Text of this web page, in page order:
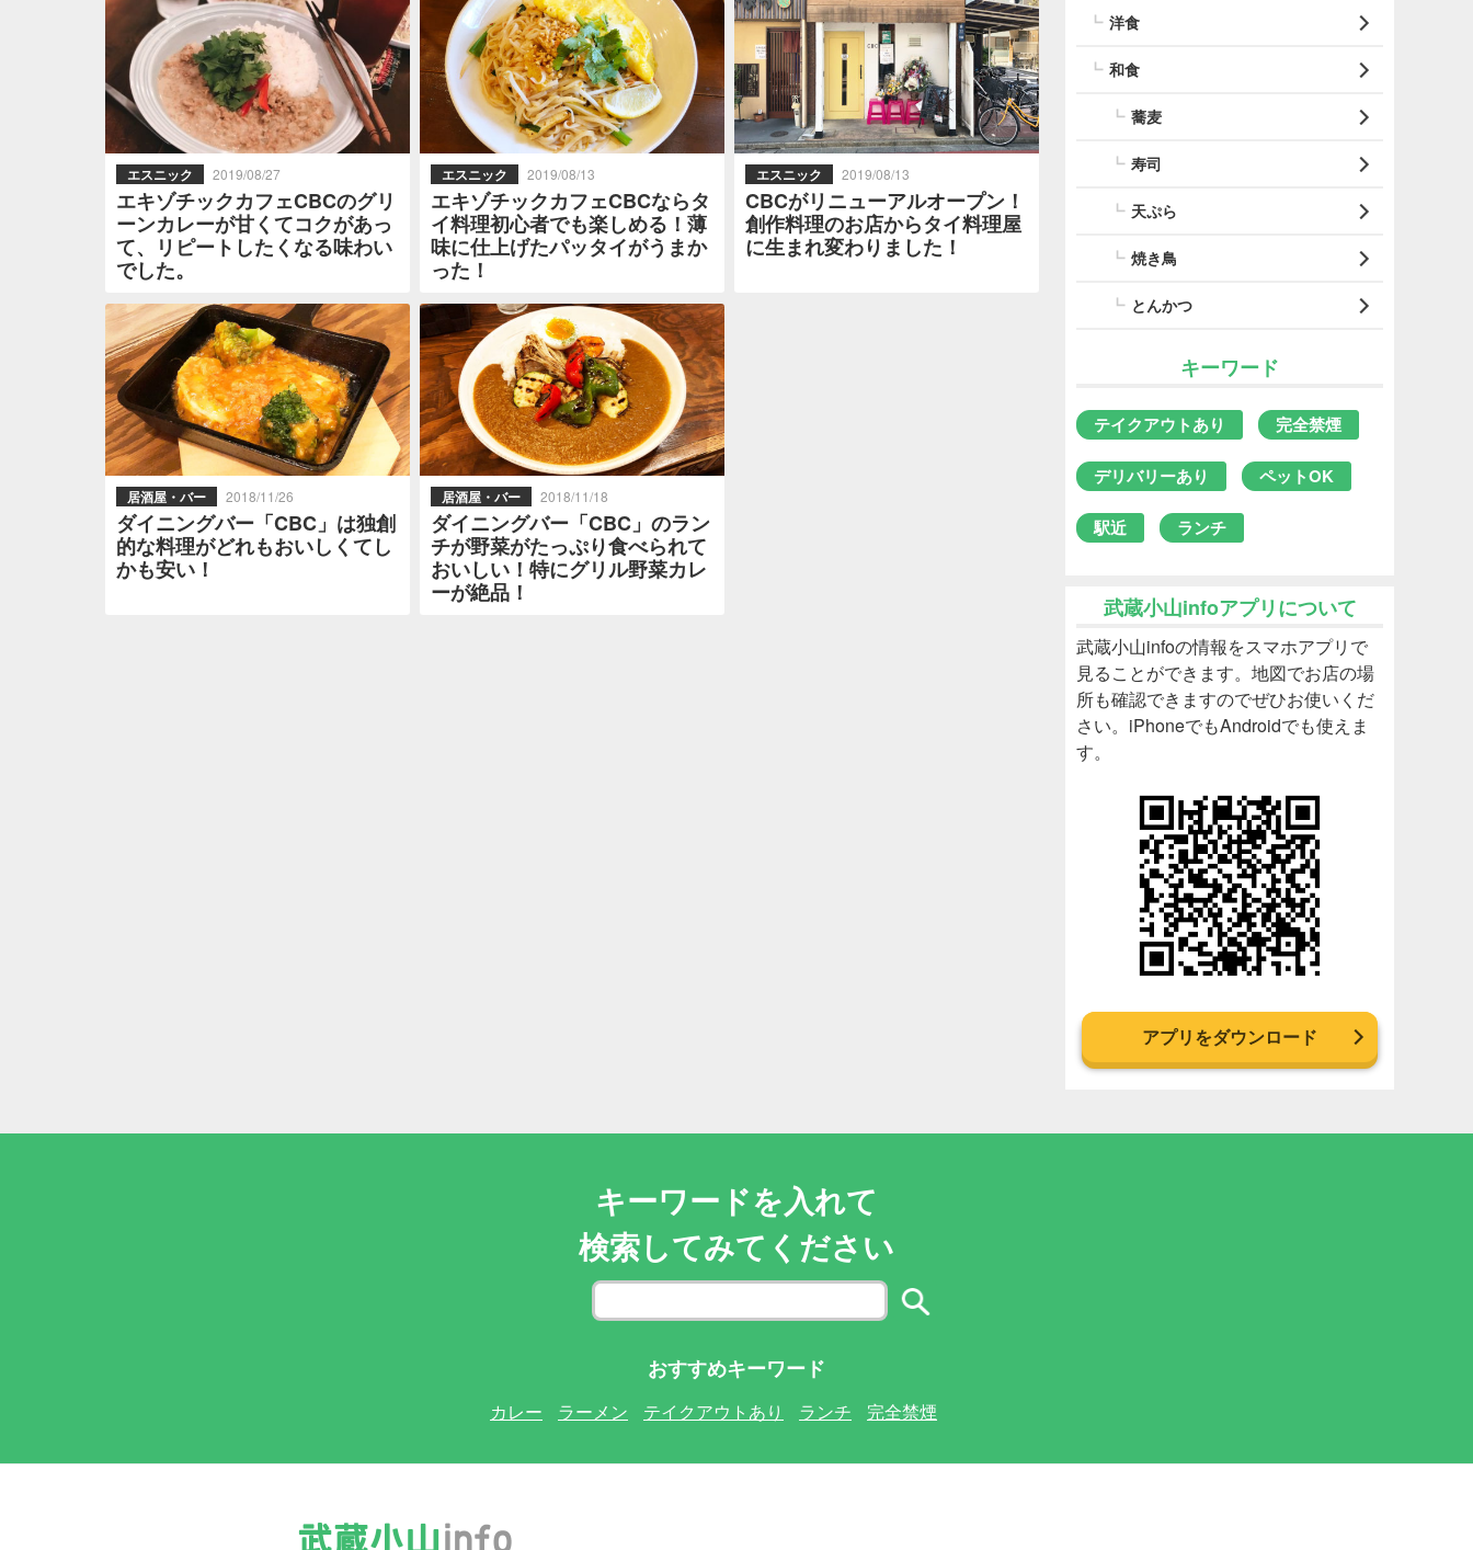
エスニック 2019/08/27
エキゾチックカフェCBCのグリ
ーンカレーが甘くてコクがあっ
て、リピートしたくなる味わい
でした。
エスニック 2019/08/13
エキゾチックカフェCBCならタ
イ料理初心者でも楽しめる！薄
味に仕上げたパッタイがうまか
った！
エスニック 2019/08/13
CBCがリニューアルオープン！
創作料理のお店からタイ料理屋
に生まれ変わりました！
居酒屋・バー 2018/11/26
ダイニングバー「CBC」は独創
的な料理がどれもおいしくてし
かも安い！
居酒屋・バー 2018/11/18
ダイニングバー「CBC」のラン
チが野菜がたっぷり食べられて
おいしい！特にグリル野菜カレ
ーが絶品！
洋食
和食
蕎麦
寿司
天ぷら
焼き鳥
とんかつ
キーワード
テイクアウトあり 完全禁煙
デリバリーあり ペットOK
駅近 ランチ
武蔵小山infoアプリについて
武蔵小山infoの情報をスマホアプリで
見ることができます。地図でお店の場
所も確認できますのでぜひお使いくだ
さい。iPhoneでもAndroidでも使えま
す。
アプリをダウンロード
キーワードを入れて
検索してみてください
おすすめキーワード
カレー ラーメン テイクアウトあり ランチ 完全禁煙